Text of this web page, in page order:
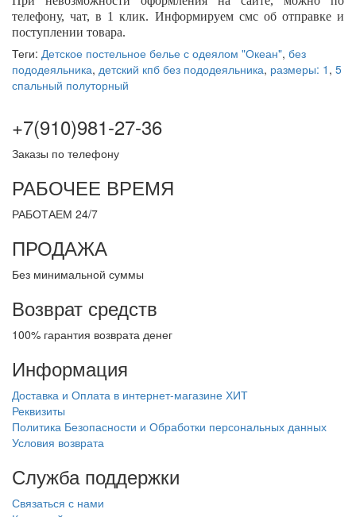
телефону, чат, в 1 клик. Информируем смс об отправке и
поступлении товара.
Теги: Детское постельное белье с одеялом "Океан", без
пододеяльника, детский кпб без пододеяльника, размеры: 1 , 5
спальный полуторный
+7(910)981-27-36
Заказы по телефону
РАБОЧЕЕ ВРЕМЯ
РАБОТАЕМ 24/7
ПРОДАЖА
Без минимальной суммы
Возврат средств
100% гарантия возврата денег
Информация
Доставка и Оплата в интернет-магазине ХИТ
Реквизиты
Политика Безопасности и Обработки персональных данных
Условия возврата
Служба поддержки
Связаться с нами